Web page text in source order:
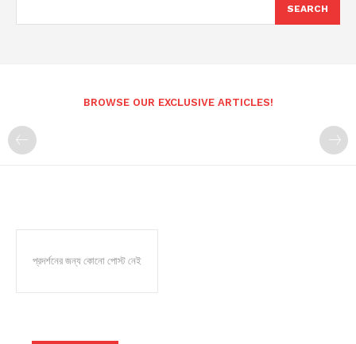
SEARCH
BROWSE OUR EXCLUSIVE ARTICLES!
প্রদর্শনের জন্য কোনো পোস্ট নেই